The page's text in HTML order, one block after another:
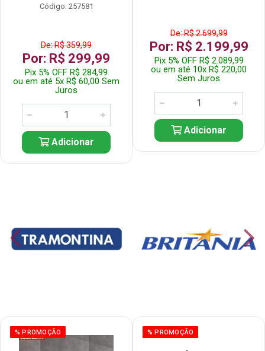
Código: 257581
De: R$ 359,99
Por: R$ 299,99
Pix 5% OFF R$ 284,99
ou em até 5x R$ 60,00 Sem
Juros
Adicionar
De: R$ 2.699,99
Por: R$ 2.199,99
Pix 5% OFF R$ 2.089,99
ou em até 10x R$ 220,00
Sem Juros
Adicionar
% PROMOÇÃO % PROMOÇÃO